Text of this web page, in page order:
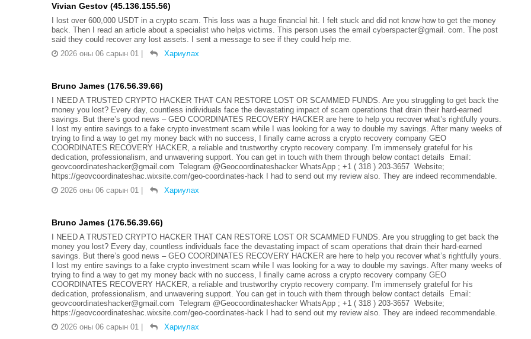
Vivian Gestov (45.136.155.56)
I lost over 600,000 USDT in a crypto scam. This loss was a huge financial hit. I felt stuck and did not know how to get the money
back. Then I read an article about a specialist who helps victims. This person uses the email cyberspacter@gmail. com. The post
said they could recover any lost assets. I sent a message to see if they could help me.
2026 оны 06 сарын 01
Хариулах
Bruno James (176.56.39.66)
I NEED A TRUSTED CRYPTO HACKER THAT CAN RESTORE LOST OR SCAMMED FUNDS. Are you struggling to get back the
money you lost? Every day, countless individuals face the devastating impact of scam operations that drain their hard-earned
savings. But there’s good news – GEO COORDINATES RECOVERY HACKER are here to help you recover what’s rightfully yours.
I lost my entire savings to a fake crypto investment scam while I was looking for a way to double my savings. After many weeks of
trying to find a way to get my money back with no success, I finally came across a crypto recovery company GEO
COORDINATES RECOVERY HACKER, a reliable and trustworthy crypto recovery company. I'm immensely grateful for his
dedication, professionalism, and unwavering support. You can get in touch with them through below contact details Email:
geovcoordinateshacker@gmail.com Telegram @Geocoordinateshacker WhatsApp ; +1 ( 318 ) 203-3657 Website;
https://geovcoordinateshac.wixsite.com/geo-coordinates-hack I had to send out my review also. They are indeed recommendable.
2026 оны 06 сарын 01
Хариулах
Bruno James (176.56.39.66)
I NEED A TRUSTED CRYPTO HACKER THAT CAN RESTORE LOST OR SCAMMED FUNDS. Are you struggling to get back the
money you lost? Every day, countless individuals face the devastating impact of scam operations that drain their hard-earned
savings. But there’s good news – GEO COORDINATES RECOVERY HACKER are here to help you recover what’s rightfully yours.
I lost my entire savings to a fake crypto investment scam while I was looking for a way to double my savings. After many weeks of
trying to find a way to get my money back with no success, I finally came across a crypto recovery company GEO
COORDINATES RECOVERY HACKER, a reliable and trustworthy crypto recovery company. I'm immensely grateful for his
dedication, professionalism, and unwavering support. You can get in touch with them through below contact details Email:
geovcoordinateshacker@gmail.com Telegram @Geocoordinateshacker WhatsApp ; +1 ( 318 ) 203-3657 Website;
https://geovcoordinateshac.wixsite.com/geo-coordinates-hack I had to send out my review also. They are indeed recommendable.
2026 оны 06 сарын 01
Хариулах